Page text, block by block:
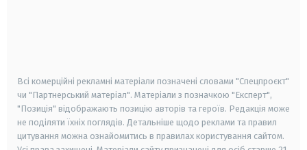
Всі комерційні рекламні матеріали позначені словами "Спецпроєкт"
чи "Партнерський матеріал". Матеріали з позначкою "Експерт",
"Позиція" відображають позицію авторів та героїв. Редакція може
не поділяти їхніх поглядів. Детальніше щодо реклами та правил
цитування можна ознайомитись в правилах користування сайтом.